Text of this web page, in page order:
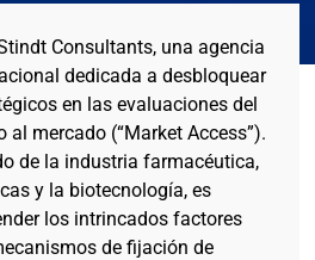
Consultants, una agencia
dedicada a desbloquear
en las evaluaciones del
al mercado (“Market Access”).
de la industria farmacéutica,
y la biotecnología, es
los intrincados factores
de fijación de